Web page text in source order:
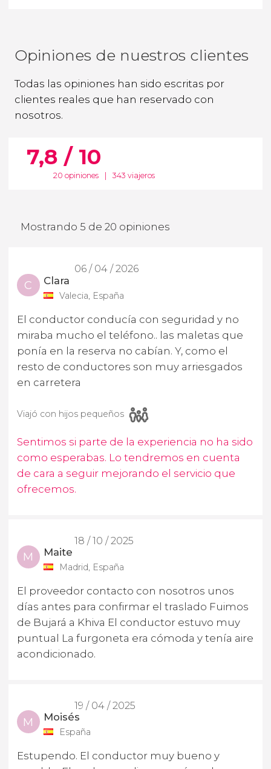
Opiniones de nuestros clientes
Todas las opiniones han sido escritas por
clientes reales que han reservado con
nosotros.
7,8 / 10
20 opiniones 343 viajeros
Mostrando 5 de 20 opiniones
06 / 04 / 2026
C Clara
Valecia, España
El conductor conducía con seguridad y no
miraba mucho el teléfono.. las maletas que
ponía en la reserva no cabían. Y, como el
resto de conductores son muy arriesgados
en carretera
Viajó con hijos pequeños
Sentimos si parte de la experiencia no ha sido
como esperabas. Lo tendremos en cuenta
de cara a seguir mejorando el servicio que
ofrecemos.
18 / 10 / 2025
M Maite
Madrid, España
El proveedor contacto con nosotros unos
días antes para confirmar el traslado Fuimos
de Bujará a Khiva El conductor estuvo muy
puntual La furgoneta era cómoda y tenía aire
acondicionado.
19 / 04 / 2025
M Moisés
España
Estupendo. El conductor muy bueno y